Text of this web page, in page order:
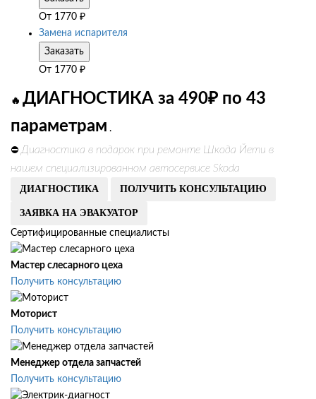
От 1770 ₽
Замена испарителя
Заказать
От 1770 ₽
🔥 ДИАГНОСТИКА за 490₽ по 43
параметрам .
⛔ Диагностика в подарок при ремонте Шкода Йети в
нашем специализированном автосервисе Skoda
ДИАГНОСТИКА ПОЛУЧИТЬ КОНСУЛЬТАЦИЮ
ЗАЯВКА НА ЭВАКУАТОР
Сертифицированные специалисты
Мастер слесарного цеха
Получить консультацию
Моторист
Получить консультацию
Менеджер отдела запчастей
Получить консультацию